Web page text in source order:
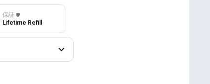
保証 ️🛡️
Lifetime Refill